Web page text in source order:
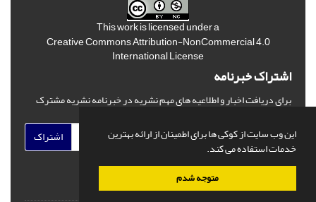
این وب سایت از کوکی ها برای اطمینان از ارائه بهترین
خدمات استفاده می کند.
متوجه شدم
This work is licensed under a
Creative Commons Attribution-NonCommercial 4.0
International License
اشتراک خبرنامه
برای دریافت اخبار و اطلاعیه های مهم نشریه در خبرنامه نشریه مشترک
اشتراک